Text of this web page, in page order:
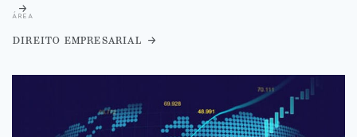
área
direito empresarial